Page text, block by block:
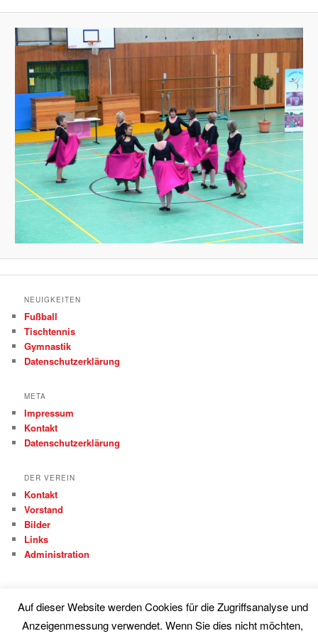
NEUIGKEITEN
Fußball
Tischtennis
Gymnastik
Datenschutzerklärung
META
Impressum
Kontakt
Datenschutzerklärung
DER VEREIN
Kontakt
Vorstand
Bilder
Links
Administration
Proudly powered by WordPress
Auf dieser Website werden Cookies für die Zugriffsanalyse und
Anzeigenmessung verwendet. Wenn Sie dies nicht möchten,